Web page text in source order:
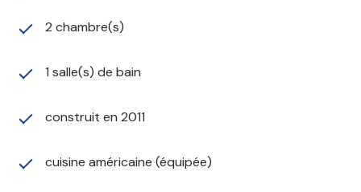
2 chambre(s)
1 salle(s) de bain
construit en 2011
cuisine américaine (équipée)